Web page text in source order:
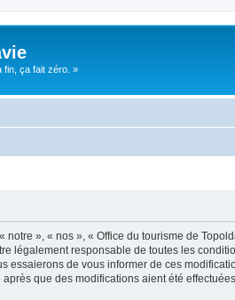
fin, ça fait zéro. »
», « nos », « Office du tourisme de
légalement responsable de toutes les
essaierons de vous informer de ces
que des modifications aient été